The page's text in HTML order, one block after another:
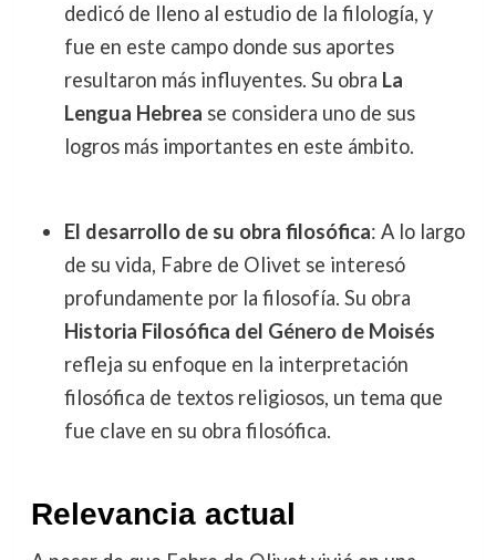
dedicó de lleno al estudio de la filología, y
fue en este campo donde sus aportes
resultaron más influyentes. Su obra La
Lengua Hebrea se considera uno de sus
logros más importantes en este ámbito.
El desarrollo de su obra filosófica: A lo largo
de su vida, Fabre de Olivet se interesó
profundamente por la filosofía. Su obra
Historia Filosófica del Género de Moisés
refleja su enfoque en la interpretación
filosófica de textos religiosos, un tema que
fue clave en su obra filosófica.
Relevancia actual